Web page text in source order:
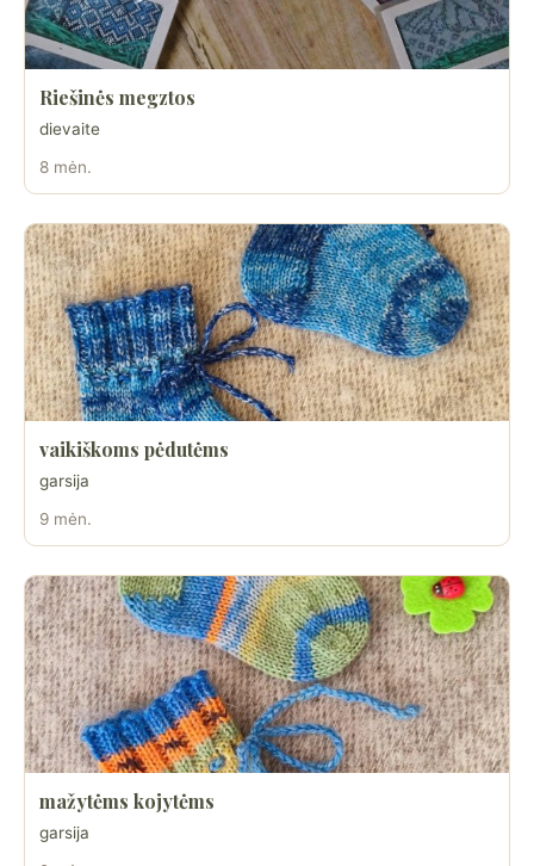
Riešinės megztos
dievaite
8 mėn.
vaikiškoms pėdutėms
garsija
9 mėn.
mažytėms kojytėms
garsija